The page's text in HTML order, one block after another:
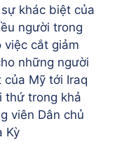
khác biệt của
người trong
việc cắt giảm
những người
Mỹ tới Iraq
thứ trong khả
viên Dân chủ
Kỳ